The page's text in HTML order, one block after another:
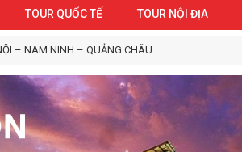
TOUR QUỐC TẾ TOUR NỘI ĐỊA
– NAM NINH – QUẢNG CHÂU